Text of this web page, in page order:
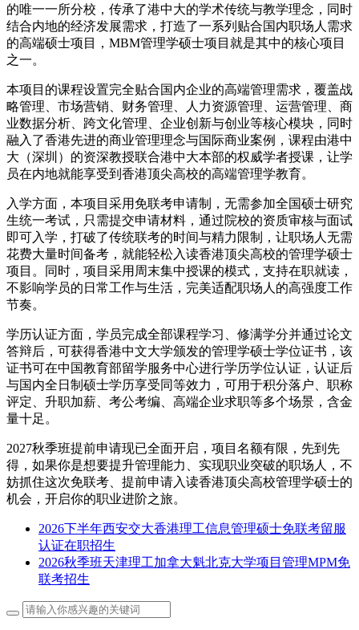
的唯一一所分校，传承了港中大的学术传统与教学理念，同时
结合内地的经济发展需求，打造了一系列贴合国内职场人需求
的高端硕士项目，MBM管理学硕士项目就是其中的核心项目
之一。
本项目的课程设置完全贴合国内企业的高端管理需求，覆盖战
略管理、市场营销、财务管理、人力资源管理、运营管理、商
业数据分析、跨文化管理、企业创新与创业等核心模块，同时
融入了香港先进的商业管理理念与国际商业案例，课程由港中
大（深圳）的资深教授联合港中大本部的权威学者授课，让学
员在内地就能享受到香港顶尖高校的高端管理学教育。
入学方面，本项目采用免联考申请制，无需参加全国硕士研究
生统一考试，只需提交申请材料，通过院校的资质审核与面试
即可入学，打破了传统联考的时间与精力限制，让职场人无需
花费大量时间备考，就能轻松入读香港顶尖高校的管理学硕士
项目。同时，项目采用周末集中授课的模式，支持在职就读，
不影响学员的日常工作与生活，完美适配职场人的高强度工作
节奏。
学历认证方面，学员完成全部课程学习、修满学分并通过论文
答辩后，可获得香港中文大学颁发的管理学硕士学位证书，该
证书可在中国教育部留学服务中心进行学历学位认证，认证后
与国内全日制硕士学历享受同等效力，可用于积分落户、职称
评定、升职加薪、考公考编、高端企业求职等多个场景，含金
量十足。
2027秋季班提前申请现已全面开启，项目名额有限，先到先
得，如果你是想要提升管理能力、实现职业突破的职场人，不
妨抓住这次免联考、提前申请入读香港顶尖高校管理学硕士的
机会，开启你的职业进阶之旅。
2026下半年西安交大香港理工信息管理硕士免联考留服
认证在职招生
2026秋季班天津理工加拿大魁北克大学项目管理MPM免
联考招生